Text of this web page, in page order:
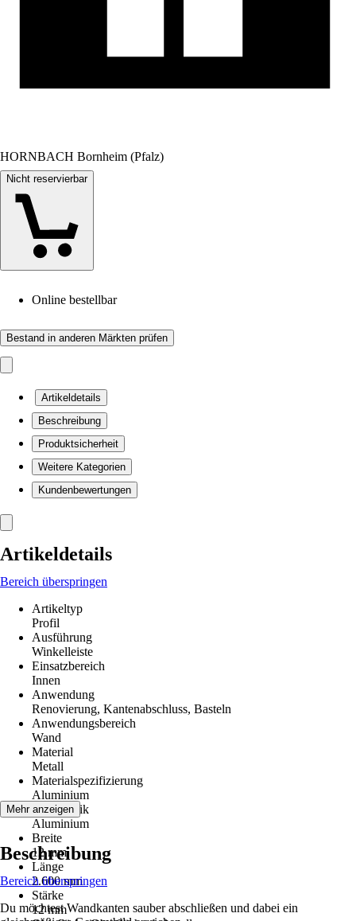
HORNBACH Bornheim (Pfalz)
Nicht reservierbar
Online bestellbar
Bestand in anderen Märkten prüfen
Artikeldetails
Beschreibung
Produktsicherheit
Weitere Kategorien
Kundenbewertungen
Artikeldetails
Bereich überspringen
Artikeltyp
Profil
Ausführung
Winkelleiste
Einsatzbereich
Innen
Anwendung
Renovierung, Kantenabschluss, Basteln
Anwendungsbereich
Wand
Material
Metall
Materialspezifizierung
Aluminium
Dekoroptik
Aluminium
Breite
12 mm
Länge
2.600 mm
Stärke
12 mm
Mehr anzeigen
Beschreibung
Bereich überspringen
Du möchtest Wandkanten sauber abschließen und dabei ein